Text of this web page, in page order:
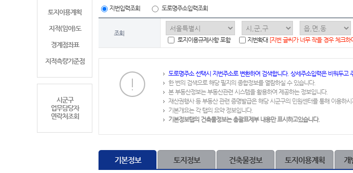
토지이용계획
지적(임야)도
경계점좌표
지적측량기준점
시군구
업무담당자
연락처조회
지번입력조회 도로명주소입력조회
조회
토지이용규제사항 포함
지번확대 [지번 글씨가 너무 작을 경우 체크하
도로명주소 선택시 지번주소로 변환하여 검색합니다. 상세주소입력은 비워두고
한 번의 검색으로 해당 필지의 종합정보를 열람하실 수 있습니다.
본 부동산정보는 부동산관련 시스템을 활용하여 제공하는 정보입니다.
재산권행사 등 부동산 관련 증명발급은 해당 시군구의 민원센터를 통해 이용하시
기본개요는 각 탭의 요약 정보입니다.
기본정보탭의 건축물정보는 총괄표제부 내용만 표시하고있습니다.
기본정보 토지정보 건축물정보 토지이용계획 개